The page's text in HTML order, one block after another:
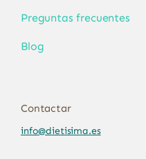
Preguntas frecuentes
Blog
Contactar
info@dietisima.es